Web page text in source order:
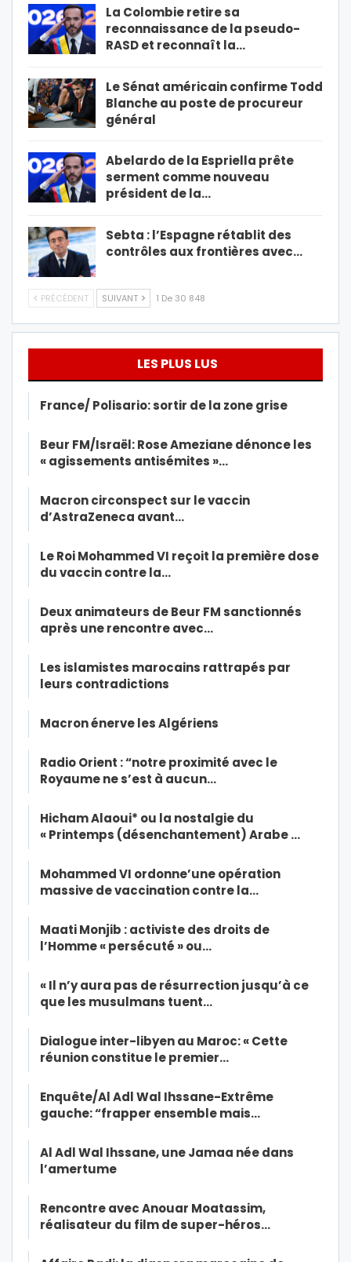
La Colombie retire sa
reconnaissance de la pseudo-
RASD et reconnaît la…
Le Sénat américain confirme Todd
Blanche au poste de procureur
général
Abelardo de la Espriella prête
serment comme nouveau
président de la…
Sebta : l’Espagne rétablit des
contrôles aux frontières avec…
PRÉCÉDENT SUIVANT 1 De 30 848
LES PLUS LUS
France/ Polisario: sortir de la zone grise
Beur FM/Israël: Rose Ameziane dénonce les
« agissements antisémites »…
Macron circonspect sur le vaccin
d’AstraZeneca avant…
Le Roi Mohammed VI reçoit la première dose
du vaccin contre la…
Deux animateurs de Beur FM sanctionnés
après une rencontre avec…
Les islamistes marocains rattrapés par
leurs contradictions
Macron énerve les Algériens
Radio Orient : “notre proximité avec le
Royaume ne s’est à aucun…
Hicham Alaoui* ou la nostalgie du
« Printemps (désenchantement) Arabe …
Mohammed VI ordonne’une opération
massive de vaccination contre la…
Maati Monjib : activiste des droits de
l’Homme « persécuté » ou…
« Il n’y aura pas de résurrection jusqu’à ce
que les musulmans tuent…
Dialogue inter-libyen au Maroc: « Cette
réunion constitue le premier…
Enquête/Al Adl Wal Ihssane-Extrême
gauche: “frapper ensemble mais…
Al Adl Wal Ihssane, une Jamaa née dans
l’amertume
Rencontre avec Anouar Moatassim,
réalisateur du film de super-héros…